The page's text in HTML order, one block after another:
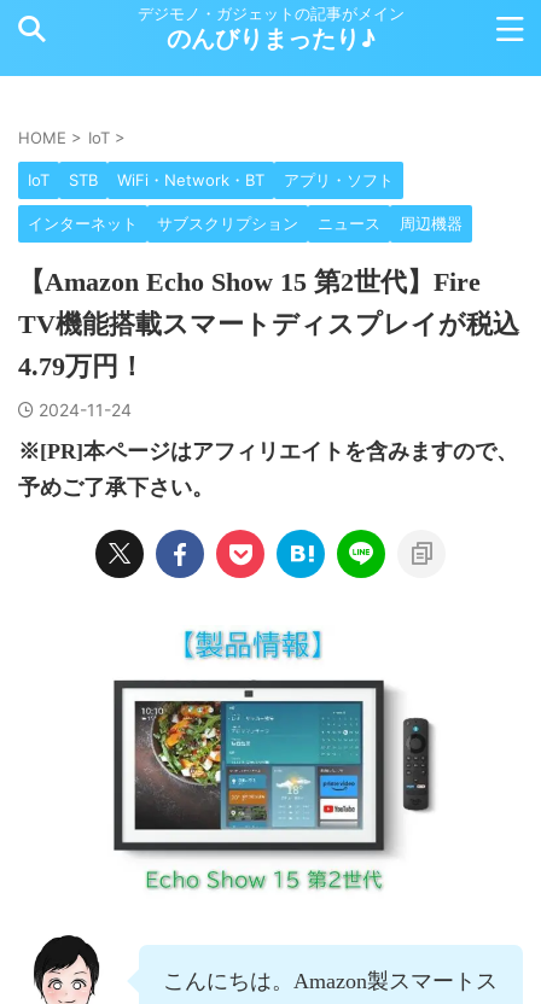
デジモノ・ガジェットの記事がメイン
のんびりまったり♪
HOME > IoT >
IoT STB WiFi・Network・BT アプリ・ソフト
インターネット サブスクリプション ニュース 周辺機器
【Amazon Echo Show 15 第2世代】Fire
TV機能搭載スマートディスプレイが税込
4.79万円！
2024-11-24
※[PR]本ページはアフィリエイトを含みますので、
予めご了承下さい。
こんにちは。Amazon製スマートス